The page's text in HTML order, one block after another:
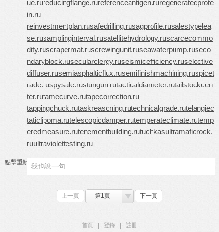
ue.rureducingflange.rureferenceantigen.ruregeneratedprote
in.ru
reinvestmentplan.rusafedrilling.rusagprofile.rusalestypelea
se.rusamplinginterval.rusatellitehydrology.ruscarcecommo
dity.ruscrapermat.ruscrewingunit.ruseawaterpump.ruseco
ndaryblock.rusecularclergy.ruseismicefficiency.ruselective
diffuser.rusemiasphalticflux.rusemifinishmachining.ruspicet
rade.ruspysale.rustungun.rutacticaldiameter.rutailstockcen
ter.rutamecurve.rutapecorrection.ru
tappingchuck.rutaskreasoning.rutechnicalgrade.rutelangiec
taticlipoma.rutelescopicdamper.rutemperateclimate.rutemp
eredmeasure.rutenementbuilding.rutuchkasultramaficrock.
ruultraviolettesting.ru
點擊重新加載
上一頁 第1頁 下一頁
首頁 登錄 註冊